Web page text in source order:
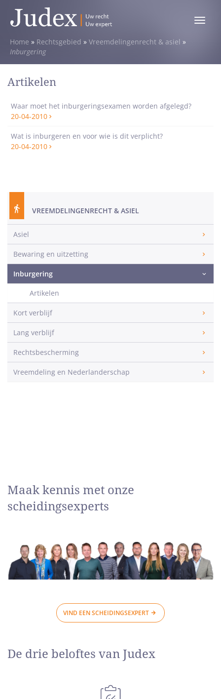
Toggle
Home » Rechtsgebied » Vreemdelingenrecht & asiel »
Inburgering
Artikelen
Waar moet het inburgeringsexamen worden afgelegd?
20-04-2010
Wat is inburgeren en voor wie is dit verplicht?
20-04-2010
VREEMDELINGENRECHT & ASIEL
Asiel
Bewaring en uitzetting
Inburgering
Artikelen
Kort verblijf
Lang verblijf
Rechtsbescherming
Vreemdeling en Nederlanderschap
Maak kennis met onze
scheidingsexperts
VIND EEN SCHEIDINGSEXPERT
De drie beloftes van Judex